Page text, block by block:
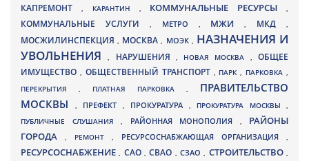
КАПРЕМОНТ , КАРАНТИН , КОММУНАЛЬНЫЕ РЕСУРСЫ,
КОММУНАЛЬНЫЕ УСЛУГИ , МЕТРО , МЖИ, МКД ,
МОСЖИЛИНСПЕКЦИЯ, МОСКВА , МОЭК , НАЗНАЧЕНИЯ И
УВОЛЬНЕНИЯ, НАРУШЕНИЯ , НОВАЯ МОСКВА ,ОБЩЕЕ
ИМУЩЕСТВО , ОБЩЕСТВЕННЫЙ ТРАНСПОРТ , ПАРК, ПАРКОВКА ,
ПЕРЕКРЫТИЯ , ПЛАТНАЯ ПАРКОВКА , ПРАВИТЕЛЬСТВО
МОСКВЫ
, ПРЕФЕКТ , ПРОКУРАТУРА , ПРОКУРАТУРА МОСКВЫ ,
ПУБЛИЧНЫЕ СЛУШАНИЯ , РАЙОННАЯ МОНОПОЛИЯ , РАЙОНЫ
ГОРОДА
, РЕМОНТ , РЕСУРСОСНАБЖАЮЩАЯ ОРГАНИЗАЦИЯ ,
РЕСУРСОСНАБЖЕНИЕ, САО,СВАО ,СЗАО, СТРОИТЕЛЬСТВО,